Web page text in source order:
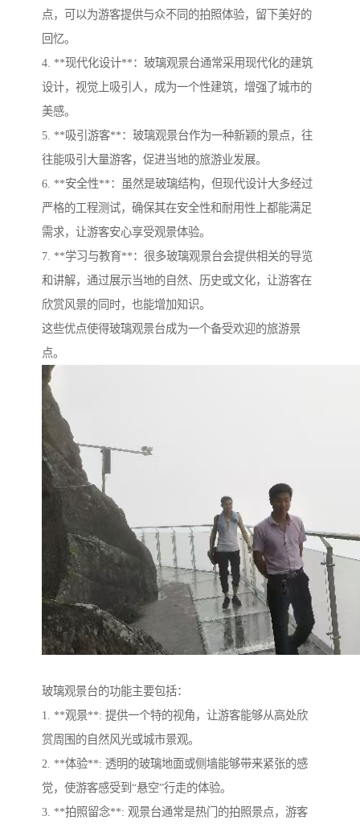
点，可以为游客提供与众不同的拍照体验，留下美好的
回忆。
4. **现代化设计**：玻璃观景台通常采用现代化的建筑
设计，视觉上吸引人，成为一个性建筑，增强了城市的
美感。
5. **吸引游客**：玻璃观景台作为一种新颖的景点，往
往能吸引大量游客，促进当地的旅游业发展。
6. **安全性**：虽然是玻璃结构，但现代设计大多经过
严格的工程测试，确保其在安全性和耐用性上都能满足
需求，让游客安心享受观景体验。
7. **学习与教育**：很多玻璃观景台会提供相关的导览
和讲解，通过展示当地的自然、历史或文化，让游客在
欣赏风景的同时，也能增加知识。
这些优点使得玻璃观景台成为一个备受欢迎的旅游景
点。
玻璃观景台的功能主要包括：
1. **观景**: 提供一个特的视角，让游客能够从高处欣
赏周围的自然风光或城市景观。
2. **体验**: 透明的玻璃地面或侧墙能够带来紧张的感
觉，使游客感受到“悬空”行走的体验。
3. **拍照留念**: 观景台通常是热门的拍照景点，游客